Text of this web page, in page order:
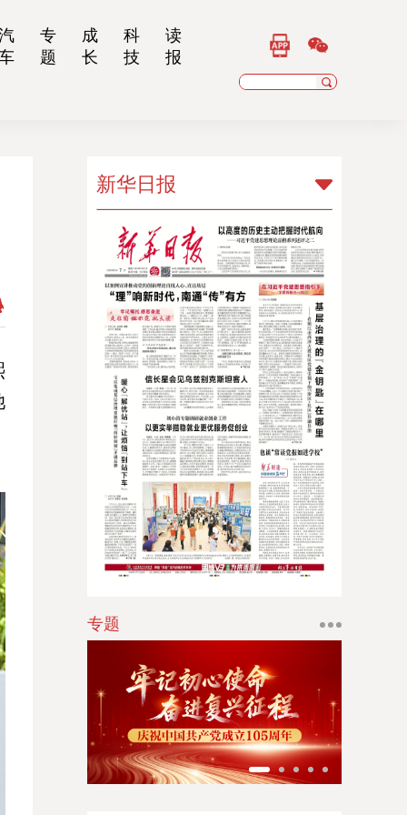
专
题
成
长
科
技
读
报
新华日报
新华日报
扬子晚报
乡村干部报
南京晨报
江苏经济报
江苏法治报
江南时报
新苏商
扬子体育报
银潮
华人时刊
专题